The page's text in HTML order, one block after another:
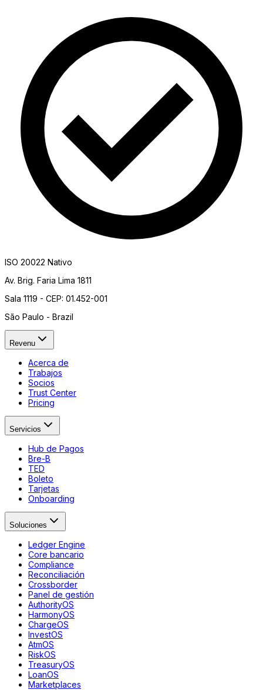
ISO 20022 Nativo
Av. Brig. Faria Lima 1811
Sala 1119 - CEP: 01.452-001
São Paulo - Brazil
Revenu
Acerca de
Trabajos
Socios
Trust Center
Pricing
Servicios
Hub de Pagos
Bre-B
TED
Boleto
Tarjetas
Onboarding
Soluciones
Ledger Engine
Core bancario
Compliance
Reconciliación
Crossborder
Panel de gestión
AuthorityOS
HarmonyOS
ChargeOS
InvestOS
AtmOS
RiskOS
TreasuryOS
LoanOS
Marketplaces